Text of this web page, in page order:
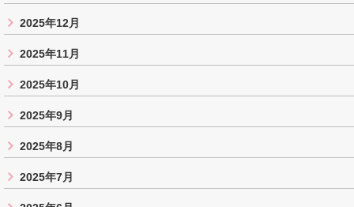
2025年12月
2025年11月
2025年10月
2025年9月
2025年8月
2025年7月